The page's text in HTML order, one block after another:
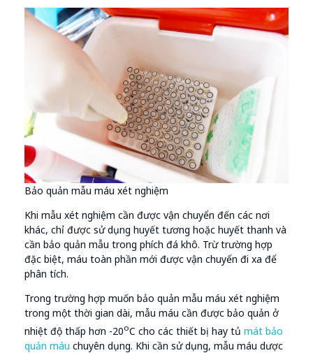
Bảo quản mẫu máu xét nghiệm
Khi mẫu xét nghiệm cần được vận chuyển đến các nơi
khác, chỉ được sử dụng huyết tương hoặc huyết thanh và
cần bảo quản mẫu trong phích đá khô. Trừ trường hợp
đặc biệt, máu toàn phần mới được vận chuyển đi xa để
phân tích.
Trong trường hợp muốn bảo quản mẫu máu xét nghiệm
trong một thời gian dài, mẫu máu cần được bảo quản ở
nhiệt độ thấp hơn -20oC cho các thiết bị hay tủ mát bảo
quản máu chuyên dụng. Khi cần sử dụng, mẫu máu dược